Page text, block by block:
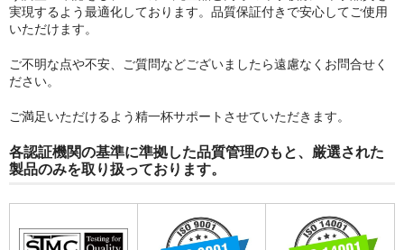
実現するよう最適化しております。品質保証付きで安心してご使用
いただけます。
ご不明な点や不安、ご質問などございましたら遠慮なくお問合せく
ださい。
ご満足いただけるよう精一杯サポートさせていただきます。
各認証機関の基準に準拠した品質管理のもと、厳選された
製品のみを取り扱っております。